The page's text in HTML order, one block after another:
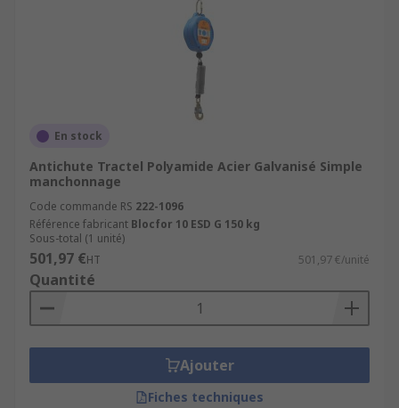
En stock
Antichute Tractel Polyamide Acier Galvanisé Simple
manchonnage
Code commande RS 222-1096
Référence fabricant Blocfor 10 ESD G 150 kg
Sous-total (1 unité)
501,97 €HT 501,97 €/unité
Quantité
Ajouter
Fiches techniques